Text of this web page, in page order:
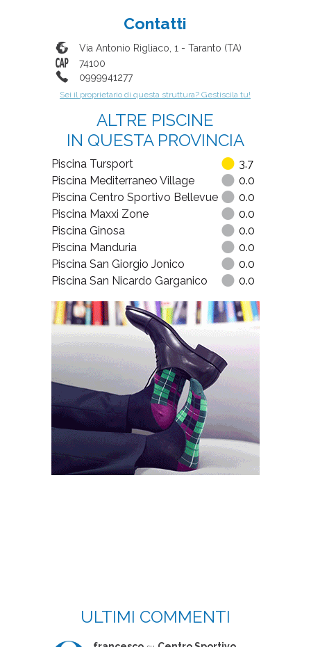
Contatti
Via Antonio Rigliaco, 1 - Taranto (TA)
74100
0999941277
Sei il proprietario di questa struttura? Gestiscila tu!
ALTRE PISCINE
IN QUESTA PROVINCIA
Piscina Tursport
3.7
Piscina Mediterraneo Village
0.0
Piscina Centro Sportivo Bellevue
0.0
Piscina Maxxi Zone
0.0
Piscina Ginosa
0.0
Piscina Manduria
0.0
Piscina San Giorgio Jonico
0.0
Piscina San Nicardo Garganico
0.0
ULTIMI COMMENTI